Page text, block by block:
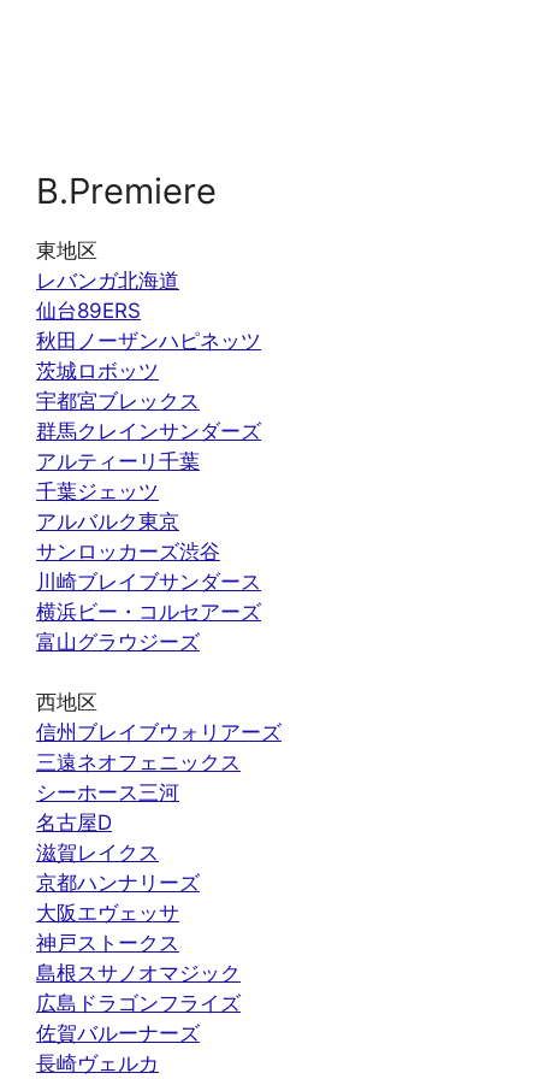
B.Premiere
東地区
レバンガ北海道
仙台89ERS
秋田ノーザンハピネッツ
茨城ロボッツ
宇都宮ブレックス
群馬クレインサンダーズ
アルティーリ千葉
千葉ジェッツ
アルバルク東京
サンロッカーズ渋谷
川崎ブレイブサンダース
横浜ビー・コルセアーズ
富山グラウジーズ
西地区
信州ブレイブウォリアーズ
三遠ネオフェニックス
シーホース三河
名古屋D
滋賀レイクス
京都ハンナリーズ
大阪エヴェッサ
神戸ストークス
島根スサノオマジック
広島ドラゴンフライズ
佐賀バルーナーズ
長崎ヴェルカ